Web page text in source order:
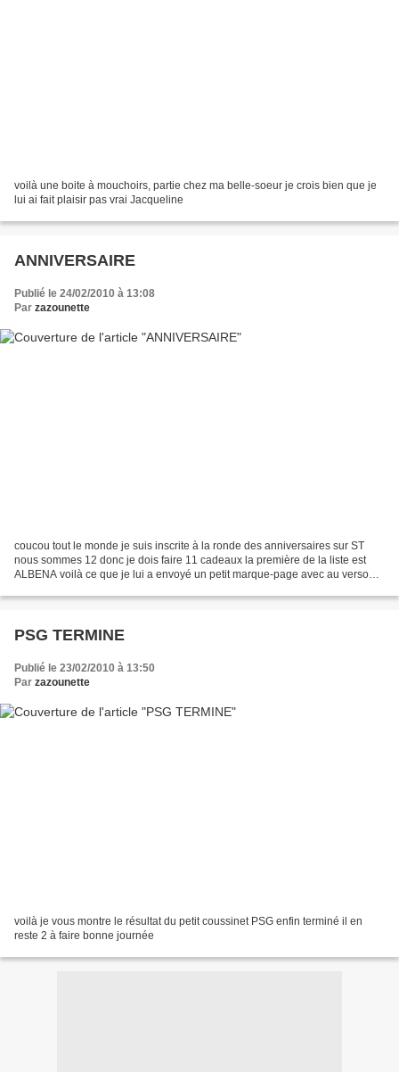
voilà une boite à mouchoirs, partie chez ma belle-soeur je crois bien que je
lui ai fait plaisir pas vrai Jacqueline
ANNIVERSAIRE
Publié le 24/02/2010 à 13:08
Par zazounette
coucou tout le monde je suis inscrite à la ronde des anniversaires sur ST
nous sommes 12 donc je dois faire 11 cadeaux la première de la liste est
ALBENA voilà ce que je lui a envoyé un petit marque-page avec au verso
PSG TERMINE
Publié le 23/02/2010 à 13:50
Par zazounette
voilà je vous montre le résultat du petit coussinet PSG enfin terminé il en
reste 2 à faire bonne journée